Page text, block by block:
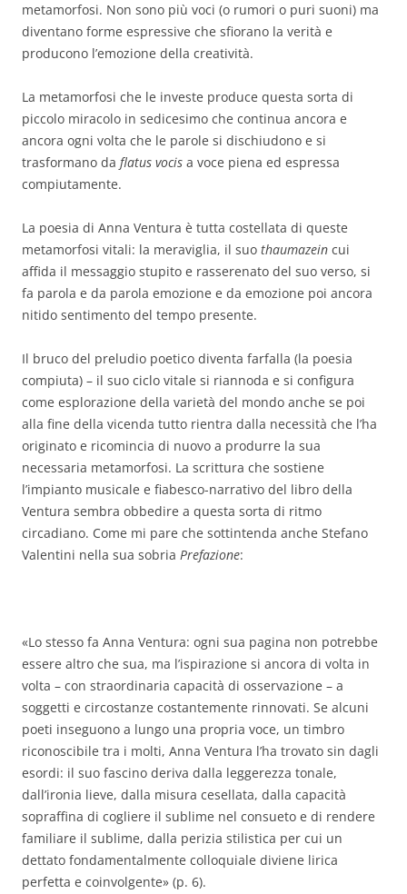
metamorfosi. Non sono più voci (o rumori o puri suoni) ma
diventano forme espressive che sfiorano la verità e
producono l’emozione della creatività.
La metamorfosi che le investe produce questa sorta di
piccolo miracolo in sedicesimo che continua ancora e
ancora ogni volta che le parole si dischiudono e si
trasformano da flatus vocis a voce piena ed espressa
compiutamente.
La poesia di Anna Ventura è tutta costellata di queste
metamorfosi vitali: la meraviglia, il suo thaumazein cui
affida il messaggio stupito e rasserenato del suo verso, si
fa parola e da parola emozione e da emozione poi ancora
nitido sentimento del tempo presente.
Il bruco del preludio poetico diventa farfalla (la poesia
compiuta) – il suo ciclo vitale si riannoda e si configura
come esplorazione della varietà del mondo anche se poi
alla fine della vicenda tutto rientra dalla necessità che l’ha
originato e ricomincia di nuovo a produrre la sua
necessaria metamorfosi. La scrittura che sostiene
l’impianto musicale e fiabesco-narrativo del libro della
Ventura sembra obbedire a questa sorta di ritmo
circadiano. Come mi pare che sottintenda anche Stefano
Valentini nella sua sobria Prefazione:
«Lo stesso fa Anna Ventura: ogni sua pagina non potrebbe
essere altro che sua, ma l’ispirazione si ancora di volta in
volta – con straordinaria capacità di osservazione – a
soggetti e circostanze costantemente rinnovati. Se alcuni
poeti inseguono a lungo una propria voce, un timbro
riconoscibile tra i molti, Anna Ventura l’ha trovato sin dagli
esordi: il suo fascino deriva dalla leggerezza tonale,
dall’ironia lieve, dalla misura cesellata, dalla capacità
sopraffina di cogliere il sublime nel consueto e di rendere
familiare il sublime, dalla perizia stilistica per cui un
dettato fondamentalmente colloquiale diviene lirica
perfetta e coinvolgente» (p. 6).